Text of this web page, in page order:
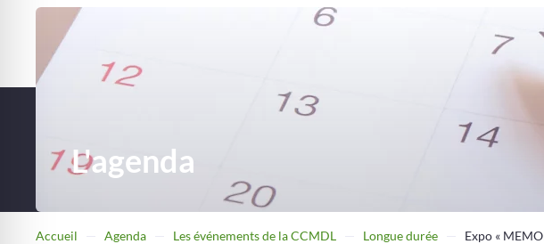
L'agenda
Accueil Agenda Les événements de la CCMDL Longue durée Expo «